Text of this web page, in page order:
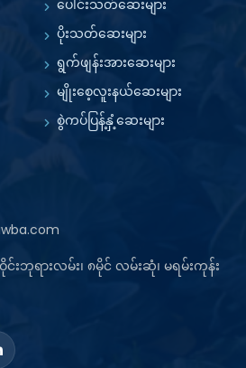
ပေါင်းသတ်ဆေးများ
ပိုးသတ်ဆေးများ
ရွက်ဖျန်းအားဆေးများ
မျိုးစေ့လူးနယ်ဆေးများ
စွဲကပ်ပြန့်နှံ့ဆေးများ
ဘုရားလမ်း၊ ၈မိုင် လမ်းဆုံ၊ မရမ်းကုန်း